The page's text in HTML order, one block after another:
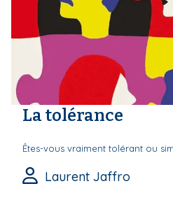
La tolérance
Êtes-vous vraiment tolérant ou
Laurent Jaffro